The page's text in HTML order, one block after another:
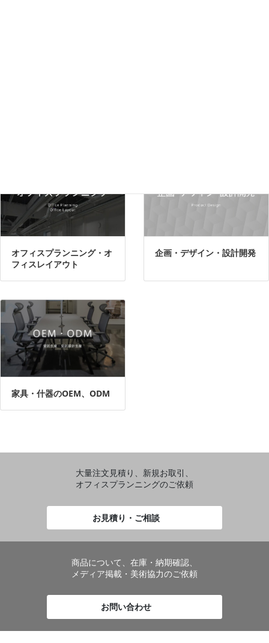
オフィスプランニング・オ
フィスレイアウト
企画・デザイン・設計開発
家具・什器のOEM、ODM
大量注文見積り、新規お取引、
オフィスプランニングのご依頼
お見積り・ご相談
商品について、在庫・納期確認、
メディア掲載・美術協力のご依頼
お問い合わせ